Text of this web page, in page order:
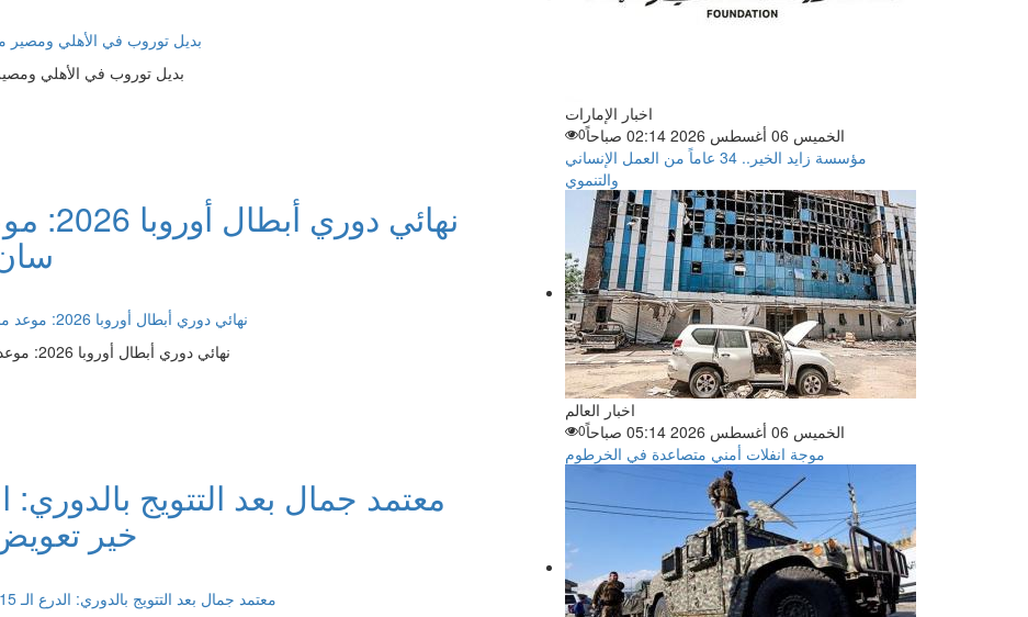
بديل توروب في الأهلي
نهائي
نهائي دوري أبطال أوروبا 2026: موعد مباراة ارسنال وباريس سان جيرمان والقنوات الناقلة
خير
اخبار الإمارات
الخميس 06 أغسطس 2026 02:14 صباحاً
0
مؤسسة زايد الخير.. 34 عاماً من العمل الإنساني
والتنموي
اخبار العالم
الخميس 06 أغسطس 2026 05:14 صباحاً
0
موجة انفلات أمني متصاعدة في الخرطوم